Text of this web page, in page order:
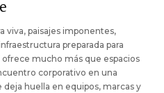
viva, paisajes imponentes,
preparada para
mucho más que espacios
corporativo en una
huella en equipos, marcas y